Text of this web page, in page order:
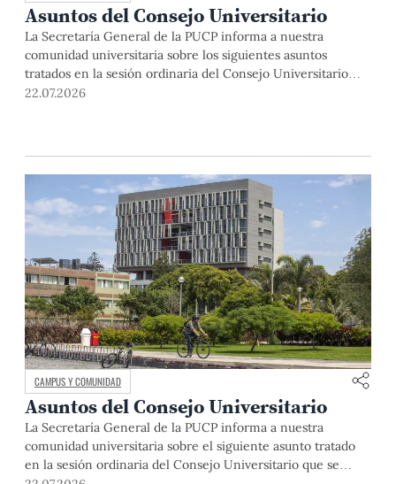
Asuntos del Consejo Universitario
La Secretaría General de la PUCP informa a nuestra
comunidad universitaria sobre los siguientes asuntos
tratados en la sesión ordinaria del Consejo Universitario
que se realizó el día miércoles 22 de abril de 2026: La
22.07.2026
CAMPUS Y COMUNIDAD
Asuntos del Consejo Universitario
La Secretaría General de la PUCP informa a nuestra
comunidad universitaria sobre el siguiente asunto tratado
en la sesión ordinaria del Consejo Universitario que se